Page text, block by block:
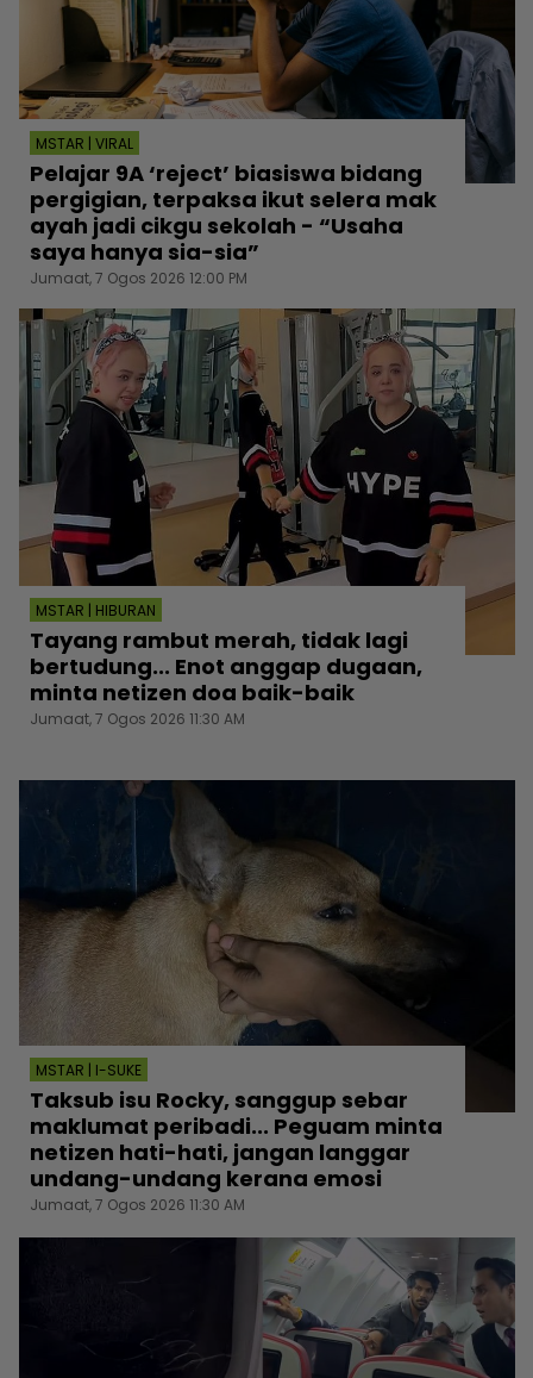
MSTAR | VIRAL
Pelajar 9A ‘reject’ biasiswa bidang
pergigian, terpaksa ikut selera mak
ayah jadi cikgu sekolah - “Usaha
saya hanya sia-sia”
Jumaat, 7 Ogos 2026 12:00 PM
MSTAR | HIBURAN
Tayang rambut merah, tidak lagi
bertudung... Enot anggap dugaan,
minta netizen doa baik-baik
Jumaat, 7 Ogos 2026 11:30 AM
MSTAR | I-SUKE
Taksub isu Rocky, sanggup sebar
maklumat peribadi... Peguam minta
netizen hati-hati, jangan langgar
undang-undang kerana emosi
Jumaat, 7 Ogos 2026 11:30 AM